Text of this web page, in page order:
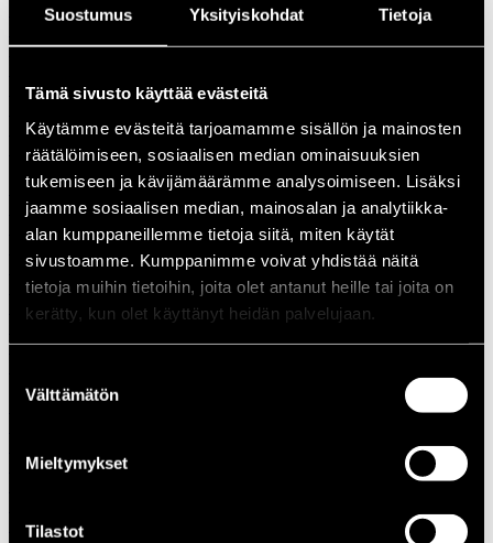
Suostumus Yksityiskohdat Tietoja
Tämä sivusto käyttää evästeitä
Käytämme evästeitä tarjoamamme sisällön ja mainosten
räätälöimiseen, sosiaalisen median ominaisuuksien
tukemiseen ja kävijämäärämme analysoimiseen. Lisäksi
jaamme sosiaalisen median, mainosalan ja analytiikka-
alan kumppaneillemme tietoja siitä, miten käytät
sivustoamme. Kumppanimme voivat yhdistää näitä
tietoja muihin tietoihin, joita olet antanut heille tai joita on
kerätty, kun olet käyttänyt heidän palvelujaan.
valinta
Välttämätön
Mieltymykset
Tilastot
1995
1993
1991
1990
1989
1988
1987
1985
1984
1983
1981
1970-luku
1979
1976
1973